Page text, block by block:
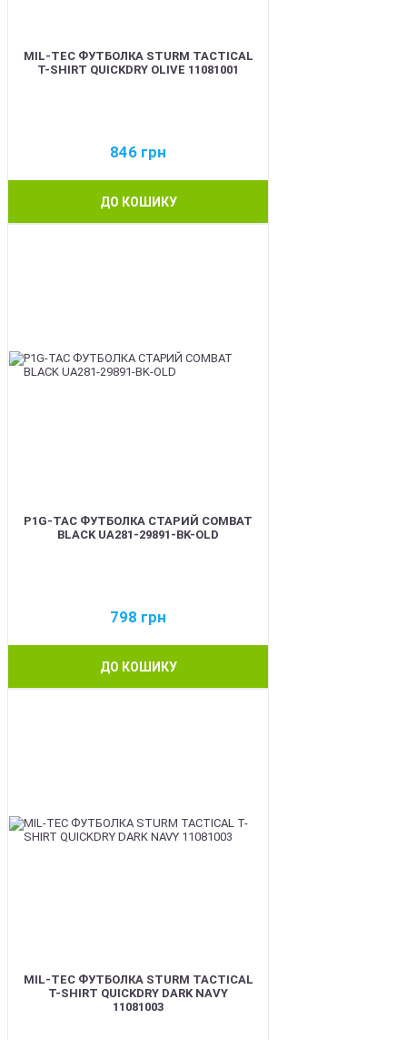
MIL-TEC ФУТБОЛКА STURM TACTICAL
T-SHIRT QUICKDRY OLIVE 11081001
846 грн
ДО КОШИКУ
P1G-TAC ФУТБОЛКА СТАРИЙ COMBAT
BLACK UA281-29891-BK-OLD
798 грн
ДО КОШИКУ
MIL-TEC ФУТБОЛКА STURM TACTICAL
T-SHIRT QUICKDRY DARK NAVY
11081003